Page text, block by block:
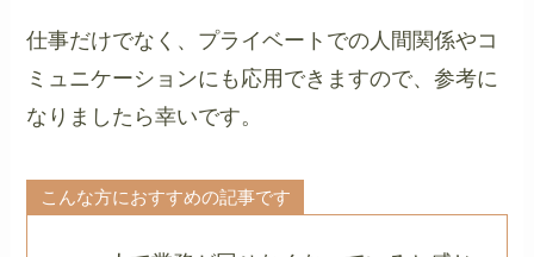
仕事だけでなく、プライベートでの人間関係やコ
ミュニケーションにも応用できますので、参考に
なりましたら幸いです。
こんな方におすすめの記事です